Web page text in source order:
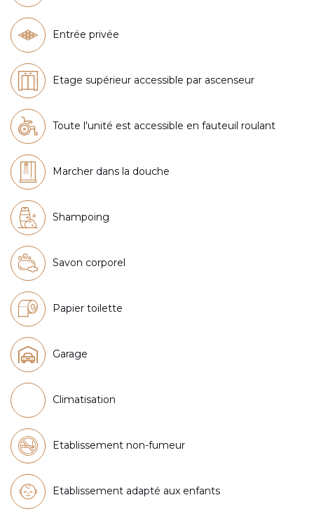
Entrée privée
Etage supérieur accessible par ascenseur
Toute l'unité est accessible en fauteuil roulant
Marcher dans la douche
Shampoing
Savon corporel
Papier toilette
Garage
Climatisation
Etablissement non-fumeur
Etablissement adapté aux enfants